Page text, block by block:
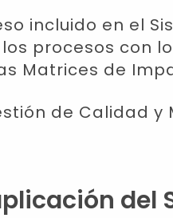
incluido en el
procesos con
Matrices de
de Calidad y
del